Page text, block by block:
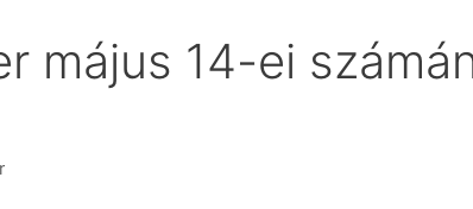
május 14-ei